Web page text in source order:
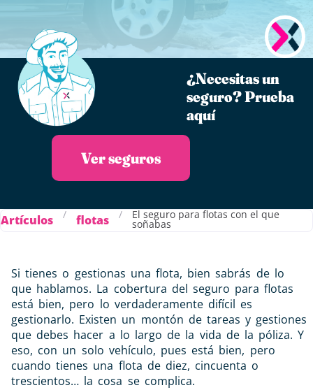
¿Necesitas un
seguro?​ Prueba
aquí
Ver seguros
Artículos / flotas / El seguro para flotas con el que
soñabas
Si tienes o gestionas una flota, bien sabrás de lo
que hablamos. La cobertura del seguro para flotas
está bien, pero lo verdaderamente difícil es
gestionarlo. Existen un montón de tareas y gestiones
que debes hacer a lo largo de la vida de la póliza. Y
eso, con un solo vehículo, pues está bien, pero
cuando tienes una flota de diez, cincuenta o
trescientos… la cosa se complica.